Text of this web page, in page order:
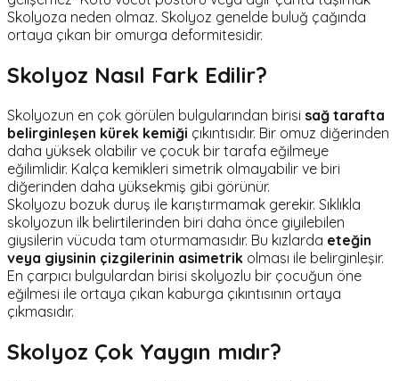
Skolyoza neden olmaz. Skolyoz genelde buluğ çağında
ortaya çıkan bir omurga deformitesidir.
Skolyoz Nasıl Fark Edilir?
Skolyozun en çok görülen bulgularından birisi sağ tarafta
belirginleşen kürek kemiği çıkıntısıdır. Bir omuz diğerinden
daha yüksek olabilir ve çocuk bir tarafa eğilmeye
eğilimlidir. Kalça kemikleri simetrik olmayabilir ve biri
diğerinden daha yüksekmiş gibi görünür.
Skolyozu bozuk duruş ile karıştırmamak gerekir. Sıklıkla
skolyozun ilk belirtilerinden biri daha önce giyilebilen
giysilerin vücuda tam oturmamasıdır. Bu kızlarda eteğin
veya giysinin çizgilerinin asimetrik olması ile belirginleşir.
En çarpıcı bulgulardan birisi skolyozlu bir çocuğun öne
eğilmesi ile ortaya çıkan kaburga çıkıntısının ortaya
çıkmasıdır.
Skolyoz Çok Yaygın mıdır?